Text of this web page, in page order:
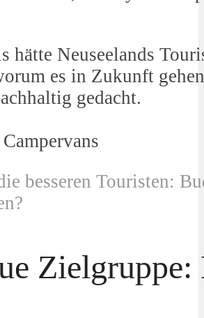
hätte Neuseelands
es in Zukunft
gedacht.
besseren Touristen: